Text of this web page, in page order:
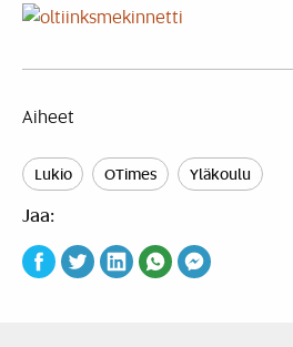
Aiheet
Lukio OTimes Yläkoulu
Jaa: